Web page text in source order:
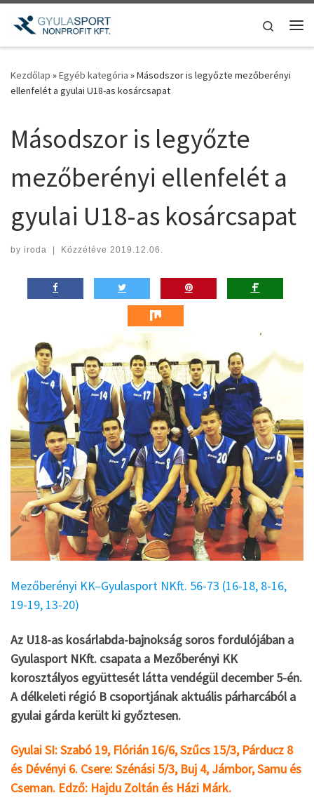
Teljes tartalom megjelenítése
Search
Kezdőlap »Egyéb kategória »Másodszor is legyőzte mezőberényi
ellenfelét a gyulai U18-as kosárcsapat
Másodszor is legyőzte
mezőberényi ellenfelét a
gyulai U18-as kosárcsapat
by iroda | Közzétéve 2019.12.06.
Mezőberényi KK–Gyulasport NKft. 56-73 (16-18, 8-16,
19-19, 13-20)
Az U18-as kosárlabda-bajnokság soros fordulójában a
Gyulasport NKft. csapata a Mezőberényi KK
korosztályos együttesét látta vendégül december 5-én.
A délkeleti régió B csoportjának aktuális párharcából a
gyulai gárda került ki győztesen.
Gyulai SI: Szabó 19, Flórián 16/6, Szűcs 15/3, Párducz 8
és Dévényi 6. Csere: Szénási 5/3, Buj 4, Jámbor, Samu és
Cseman. Edző: Hajdu Zoltán és Házi Márk.